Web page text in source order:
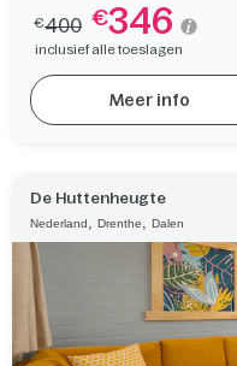
€400 €346
inclusief alle toeslagen
Meer info
De Huttenheugte
Nederland, Drenthe, Dalen